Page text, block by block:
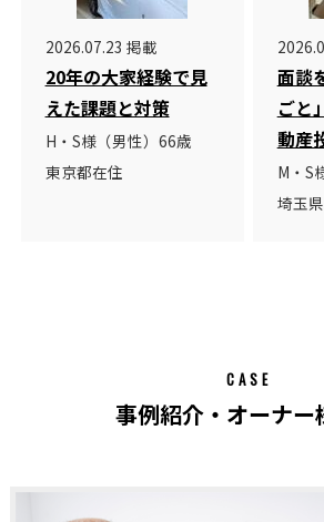
2026.07.23 掲載
20年の大家経験で見
えた課題と対策
H・S様（男性）66歳
東京都在住
面談
ごと
動産
M・S
埼玉
CASE
事例紹介・オーナー